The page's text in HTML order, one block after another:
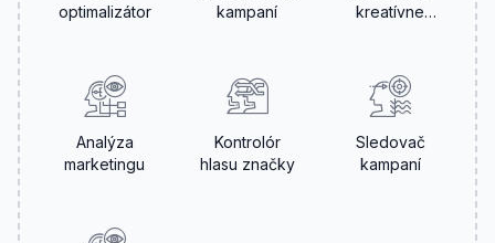
optimalizátor
kampaní
kreatívne
Analýza
marketingu
Kontrolór
hlasu značky
Sledovač
kampaní